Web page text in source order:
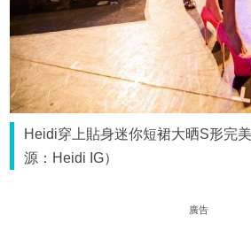
Heidi穿上貼身迷你短裙大晒S形完
源：Heidi IG）
廣告